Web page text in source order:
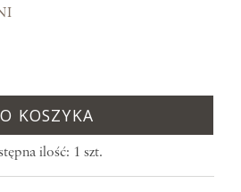
KOSZYKA
ilość: 1 szt.